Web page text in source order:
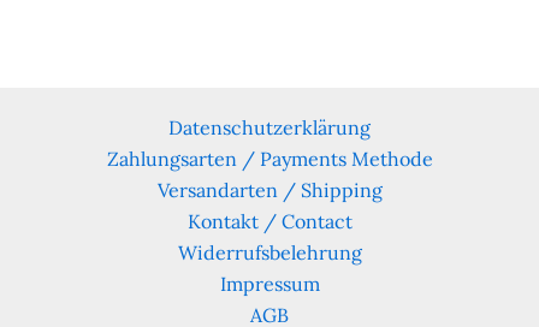
Datenschutzerklärung
Zahlungsarten / Payments Methode
Versandarten / Shipping
Kontakt / Contact
Widerrufsbelehrung
Impressum
AGB